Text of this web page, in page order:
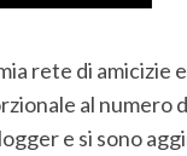
rete di amicizie
al numero
e si sono